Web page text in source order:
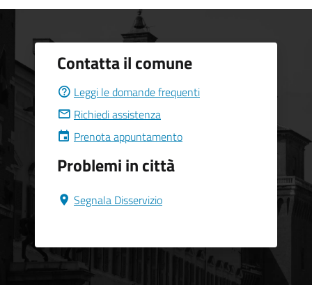
Contatta il comune
Leggi le domande frequenti
Richiedi assistenza
Prenota appuntamento
Problemi in città
Segnala Disservizio